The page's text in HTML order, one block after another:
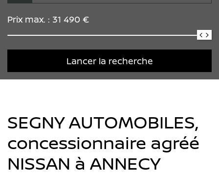
Prix max. : 31 490 €
Lancer la recherche
SEGNY AUTOMOBILES,
concessionnaire agréé
NISSAN à ANNECY